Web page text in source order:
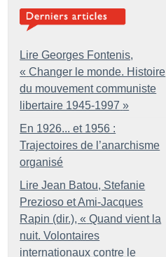
Lire Georges Fontenis,
« Changer le monde. Histoire
du mouvement communiste
libertaire 1945-1997 »
En 1926... et 1956 :
Trajectoires de l’anarchisme
organisé
Lire Jean Batou, Stefanie
Prezioso et Ami-Jacques
Rapin (dir.), « Quand vient la
nuit. Volontaires
internationaux contre le